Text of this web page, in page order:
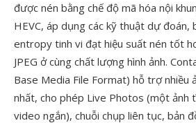
được nén bằng chế độ mã hóa nội
HEVC, áp dụng các kỹ thuật dự đoán,
entropy tinh vi đạt hiệu suất nén tốt
JPEG ở cùng chất lượng hình ảnh.
Base Media File Format) hỗ trợ
nhất, cho phép Live Photos (một ảnh
video ngắn), chuỗi chụp liên tục, bản